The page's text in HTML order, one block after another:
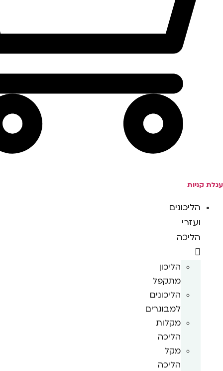
עגלת קניות
הליכונים
ועזרי
הליכה
הליכון
מתקפל
הליכונים
למבוגרים
מקלות
הליכה
מקל
הליכה